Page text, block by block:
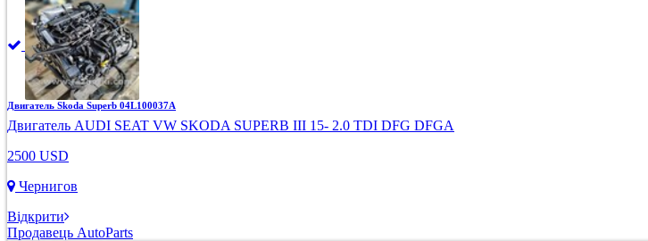
Двигатель Skoda Superb 04L100037A
Двигатель AUDI SEAT VW SKODA SUPERB III 15- 2.0 TDI DFG DFGA
2500 USD
Чернигов
Відкрити
Продавець AutoParts